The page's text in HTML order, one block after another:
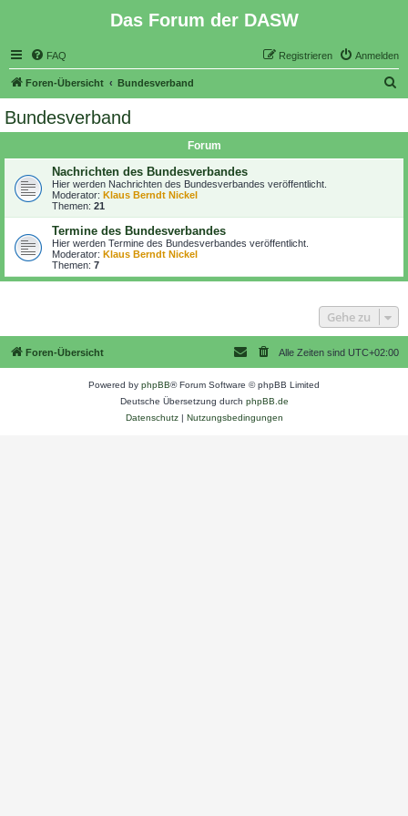
Das Forum der DASW
FAQ Anmelden
Registrieren
Foren-Übersicht Bundesverband
Bundesverband
Forum
Nachrichten des Bundesverbandes
Hier werden Nachrichten des Bundesverbandes veröffentlicht.
Moderator: Klaus Berndt Nickel
Themen: 21
Termine des Bundesverbandes
Hier werden Termine des Bundesverbandes veröffentlicht.
Moderator: Klaus Berndt Nickel
Themen: 7
Gehe zu
Foren-Übersicht Alle Zeiten sind UTC+02:00
Powered by phpBB® Forum Software © phpBB Limited
Deutsche Übersetzung durch phpBB.de
Datenschutz| Nutzungsbedingungen